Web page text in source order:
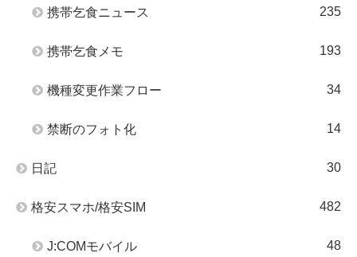
携帯乞食ニュース 235
携帯乞食メモ 193
機種変更作業フロー 34
禁断のフォト化 14
日記 30
格安スマホ/格安SIM 482
J:COMモバイル 48